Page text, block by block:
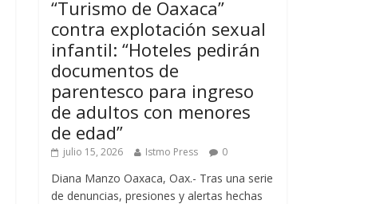
“Turismo de Oaxaca”
contra explotación sexual
infantil: “Hoteles pedirán
documentos de
parentesco para ingreso
de adultos con menores
de edad”
julio 15, 2026 Istmo Press 0
Diana Manzo Oaxaca, Oax.- Tras una serie
de denuncias, presiones y alertas hechas